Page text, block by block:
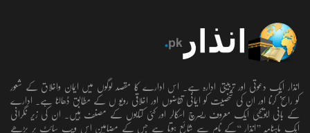
انذار ایک دعوتی اور تربیتی ادارہ ہے۔ اس ادارے کا مقصد لوگوں میں ایمان واخلاق کے شعور
کو راسخ کرنا اور ان کی شخصیت کو ایمانی تقاضوں اور اخلاقی رویو ں کے مطابق ڈھالنا ہے۔ ادارے
کے بانی ابویحییٰ ایک معروف ریسرچ اسکالر اور کئی کتابوں کے مصنف ہیں۔ ان کی زیر نگرانی
ایک ماہنامہ ’’انذار ‘‘کے نام سے شائع ہوتا ہے جس کے مضامین اس ویب سائٹ پر پڑھے